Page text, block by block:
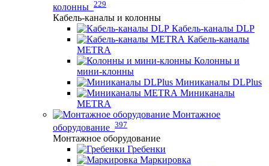
колонны 229
Кабель-каналы и колонны
Кабель-каналы DLP
Кабель-каналы
METRA
Колонны и
мини-клонны
Миниканалы DLPlus
Миниканалы
METRA
Монтажное
оборудование 397
Монтажное оборудование
Гребенки
Маркировка